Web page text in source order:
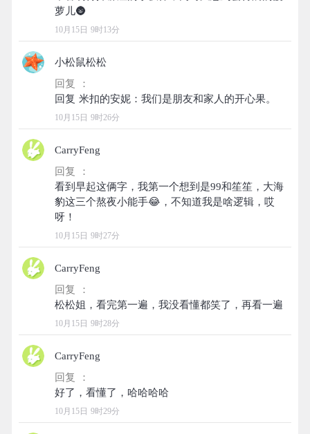
10月15日 9时13分
小松鼠松松
回复 ：
10月15日 9时26分
CarryFeng
回复 ：
看到早起这俩字，我第一个想到是99和笙笙，大海
豹这三个熬夜小能手😂，不知道我是啥逻辑，哎
10月15日 9时27分
CarryFeng
回复 ：
10月15日 9时28分
CarryFeng
回复 ：
10月15日 9时29分